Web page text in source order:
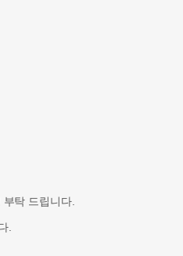
탁 드립니다.
.